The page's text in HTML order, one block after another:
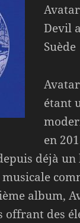
Devil
Suède
étant
en
déjà
album,
offrant des